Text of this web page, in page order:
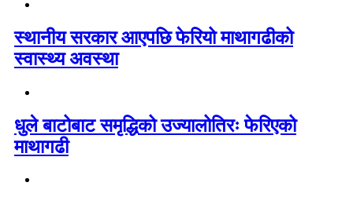
स्थानीय सरकार आएपछि फेरियो माथागढीको
स्वास्थ्य अवस्था
धुले बाटोबाट समृद्धिको उज्यालोतिरः फेरिएको
माथागढी